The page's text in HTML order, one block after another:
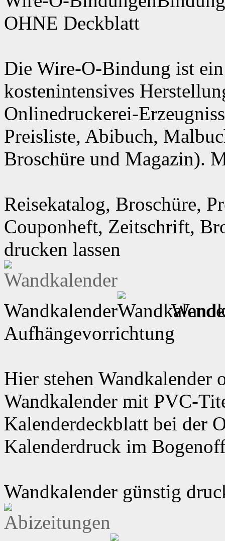
OHNE Deckblatt
Die Wire-O-Bindung ist
kostenintensives
Onlinedruckerei-
Preisliste, Abibuch,
Broschüre und Magazin).
Reisekatalog, Broschüre,
Couponheft, Zeitschrift,
drucken lassen
Wandkalender
Aufhängevorrichtung
Hier stehen Wandkalender
Wandkalender mit PVC-
Kalenderdeckblatt bei der
Kalenderdruck im
Wandkalender günstig